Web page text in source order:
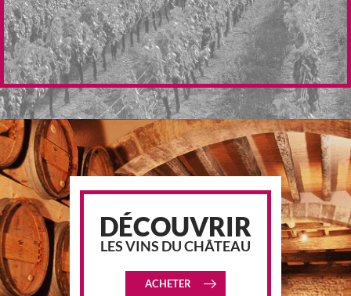
DÉCOUVRIR
LES VINS DU CHÂTEAU
ACHETER